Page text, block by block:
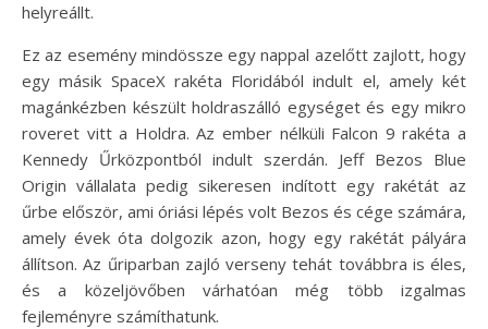
helyreállt.
Ez az esemény mindössze egy nappal azelőtt zajlott, hogy
egy másik SpaceX rakéta Floridából indult el, amely két
magánkézben készült holdraszálló egységet és egy mikro
roveret vitt a Holdra. Az ember nélküli Falcon 9 rakéta a
Kennedy Űrközpontból indult szerdán. Jeff Bezos Blue
Origin vállalata pedig sikeresen indított egy rakétát az
űrbe először, ami óriási lépés volt Bezos és cége számára,
amely évek óta dolgozik azon, hogy egy rakétát pályára
állítson. Az űriparban zajló verseny tehát továbbra is éles,
és a közeljövőben várhatóan még több izgalmas
fejleményre számíthatunk.